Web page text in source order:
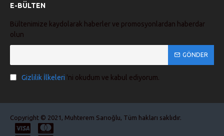
E-BÜLTEN
Bültenimize kaydolarak haberler ve promosyonlardan haberdar
olun
GÖNDER
Gizlilik İlkeleri 'ni okudum ve kabul ediyorum.
Copyright © 2021, Muhterem Sarıoğlu, Tüm hakları saklıdır.